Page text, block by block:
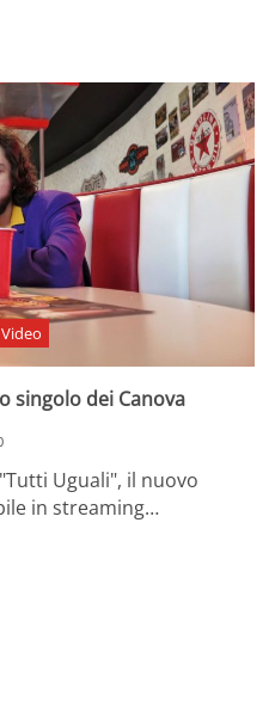
Video
singolo dei Canova
Uguali", il nuovo
in streaming…